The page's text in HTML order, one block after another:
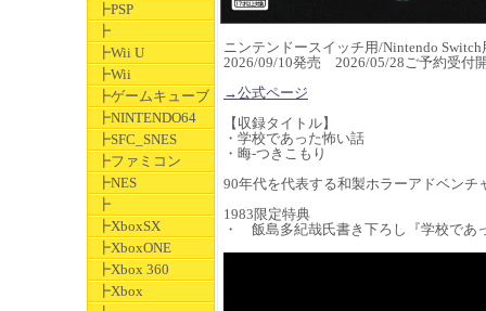
┣PSP
┣
┣Wii U
┣Wii
┣ゲームキューブ
┣NINTENDO64
┣SFC_SNES
┣ファミコン
┣NES
┣
┣XboxSX
┣XboxONE
┣Xbox 360
┣Xbox
ニンテンドースイッチ用/Nintendo
2026/09/10発売 2026/05/28ご予約受付
→公式ページ
【収録タイトル】
・学校であった怖い話
・晦-つきこもり
90年代を代表する和製ホラーアドベンチ
1983限定特典
・ 飯島多紀哉氏書き下ろし『学校であ